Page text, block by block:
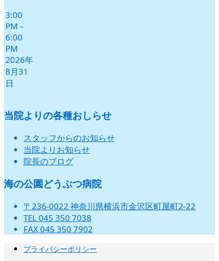
3:00
PM –
6:00
PM
2026年
8月31
日
当院よりの各種おしらせ
スタッフからのお知らせ
当院よりお知らせ
院長のブログ
海の公園どうぶつ病院
〒236-0022 神奈川県横浜市金沢区町屋町2-22
TEL 045 350 7038
FAX 045 350 7902
プライバシーポリシー